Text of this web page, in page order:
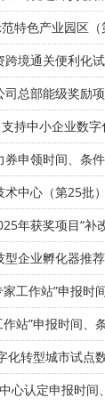
定
专用设备购
产经营常规设
有生产设备技
发、设备研
维修保养、
旧或购置费用
注设备用途、
改造方案等资
径
的折旧费，
设备，按研
时记录。需注
备器具，可按
策，与研发费
区（第一批） 遴选申报时
点单位及科研用物资申报
级奖励项目申报时间
轻准”数字化转型项目（第十三批）入
申领时间、条
25批）认定申报时间
“补改投”企业征集申报时
企业孵化器推荐申
作站”申报时间、
站”申报时间、
点数字化产品（第十一批
认定申报时间、